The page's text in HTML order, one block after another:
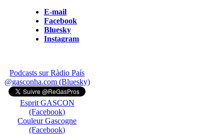
E-mail
Facebook
Bluesky
Instagram
Podcasts sur Ràdio País
@gasconha.com (Bluesky)
Esprit GASCON
(Facebook)
Couleur Gascogne
(Facebook)